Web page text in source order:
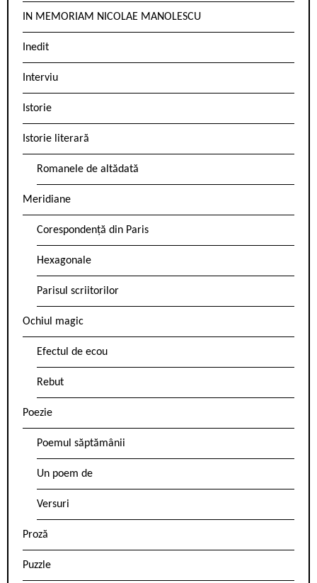
IN MEMORIAM NICOLAE MANOLESCU
Inedit
Interviu
Istorie
Istorie literară
Romanele de altădată
Meridiane
Corespondență din Paris
Hexagonale
Parisul scriitorilor
Ochiul magic
Efectul de ecou
Rebut
Poezie
Poemul săptămânii
Un poem de
Versuri
Proză
Puzzle